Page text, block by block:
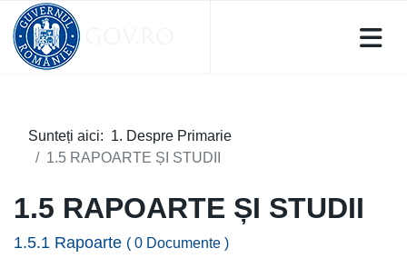
Sunteți aici: 1. Despre Primarie
1.5 RAPOARTE ȘI STUDII
1.5 RAPOARTE ȘI STUDII
1.5.1 Rapoarte ( 0 Documente )